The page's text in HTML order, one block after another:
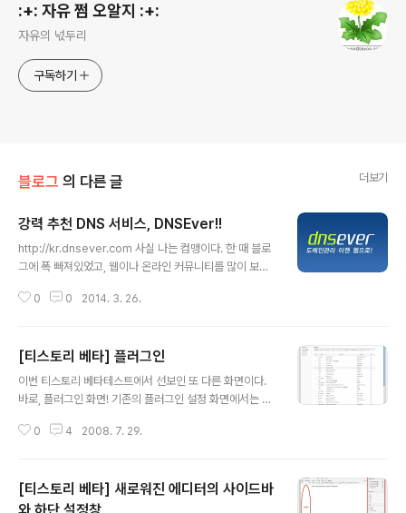
:+: 자유 쩜 오알지 :+:
자유의 넋두리
구독하기
블로그 의 다른 글 더보기
강력 추천 DNS 서비스, DNSEver!!
http://kr.dnsever.com 사실 나는 컴맹이다. 한 때 블로
그에 폭 빠져있었고, 웹이나 온라인 커뮤니티를 많이 보고,
지인들께서 가지고 계셨던 개인 도메인과 그 도메인을 활
p://jayoo.org 이다. 하지만, 컴맹인 나에게 커다란 시련
이 여럿 다가왔는데, 멋들어진 홈페이지는 아니더라도, 도
메인 주소를 활용한 여러 서비스를 사용하려면 Domain N
라는 점!!! 하지만, 정보의 바다를 찾아보니, 마침 DNS 서
0 0 2014. 3. 26.
[티스토리 베타] 플러그인
이번 티스토리 베타테스트에서 선보인 또 다른 화면이다.
바로, 플러그인 화면! 기존의 플러그인 설정 화면에서는 따
사용하고 있지 않은 플러그인들을 일목요연하게 정리해 볼
은 역순으로 정렬해 볼 수 있어 한 눈에 바로 알 수 있다. 한
가지 특이한 점은, 기존의 플러그인 설정 화면과는 다른 방
0 4 2008. 7. 29.
[티스토리 베타] 새로워진 에디터의 사이드바